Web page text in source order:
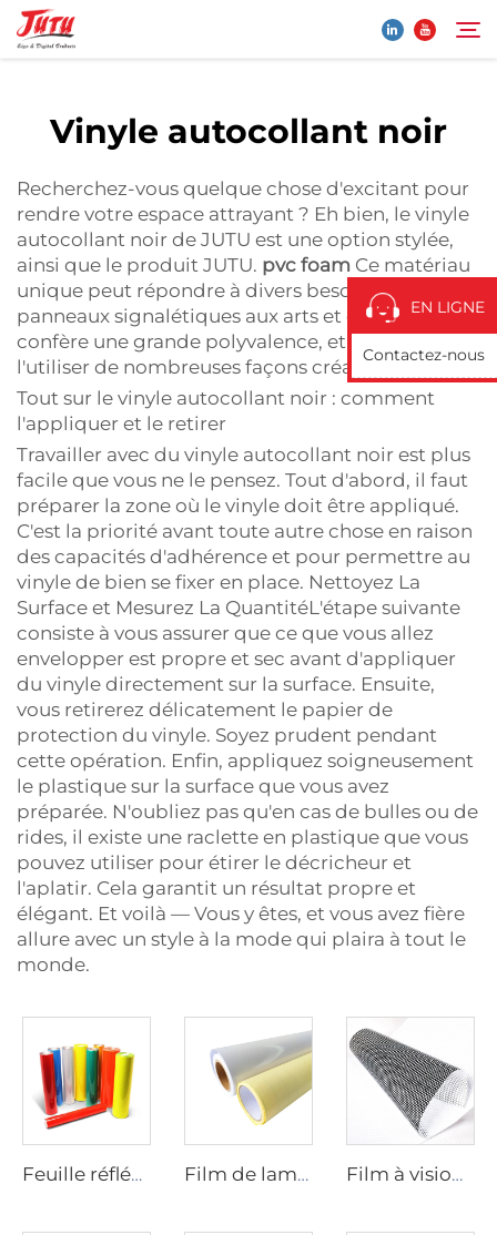
mousse PVC de JUTU<...">
Page d'accueil
Produits
À Propos De Nous
Application
Actualités
Contactez-Nous
EN LIGNE
Contactez-nous
Vinyle autocollant noir
Recherchez-vous quelque chose d'excitant pour
rendre votre espace attrayant ? Eh bien, le vinyle
autocollant noir de JUTU est une option stylée,
ainsi que le produit JUTU. pvc foam Ce matériau
unique peut répondre à divers besoins, des
panneaux signalétiques aux arts et crafts. Cela lui
confère une grande polyvalence, et vous pouvez
l'utiliser de nombreuses façons créatives.
Tout sur le vinyle autocollant noir : comment
l'appliquer et le retirer
Travailler avec du vinyle autocollant noir est plus
facile que vous ne le pensez. Tout d'abord, il faut
préparer la zone où le vinyle doit être appliqué.
C'est la priorité avant toute autre chose en raison
des capacités d'adhérence et pour permettre au
vinyle de bien se fixer en place. Nettoyez La
Surface et Mesurez La QuantitéL'étape suivante
consiste à vous assurer que ce que vous allez
envelopper est propre et sec avant d'appliquer
du vinyle directement sur la surface. Ensuite,
vous retirerez délicatement le papier de
protection du vinyle. Soyez prudent pendant
cette opération. Enfin, appliquez soigneusement
le plastique sur la surface que vous avez
préparée. N'oubliez pas qu'en cas de bulles ou de
rides, il existe une raclette en plastique que vous
pouvez utiliser pour étirer le décricheur et
l'aplatir. Cela garantit un résultat propre et
élégant. Et voilà — Vous y êtes, et vous avez fière
allure avec un style à la mode qui plaira à tout le
monde.
Feuille réfléchissante Film de laminage Film à vision unique